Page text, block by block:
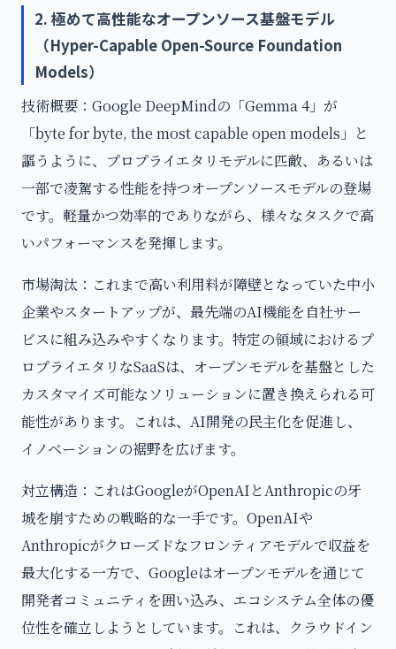
2. 極めて高性能なオープンソース基盤モデル
（Hyper-Capable Open-Source Foundation
Models）
技術概要：Google DeepMindの「Gemma 4」が
「byte for byte, the most capable open models」と
謳うように、プロプライエタリモデルに匹敵、あるいは
一部で凌駕する性能を持つオープンソースモデルの登場
です。軽量かつ効率的でありながら、様々なタスクで高
いパフォーマンスを発揮します。
市場淘汰：これまで高い利用料が障壁となっていた中小
企業やスタートアップが、最先端のAI機能を自社サー
ビスに組み込みやすくなります。特定の領域におけるプ
ロプライエタリなSaaSは、オープンモデルを基盤とした
カスタマイズ可能なソリューションに置き換えられる可
能性があります。これは、AI開発の民主化を促進し、
イノベーションの裾野を広げます。
対立構造：これはGoogleがOpenAIとAnthropicの牙
城を崩すための戦略的な一手です。OpenAIや
Anthropicがクローズドなフロンティアモデルで収益を
最大化する一方で、Googleはオープンモデルを通じて
開発者コミュニティを囲い込み、エコシステム全体の優
位性を確立しようとしています。これは、クラウドイン